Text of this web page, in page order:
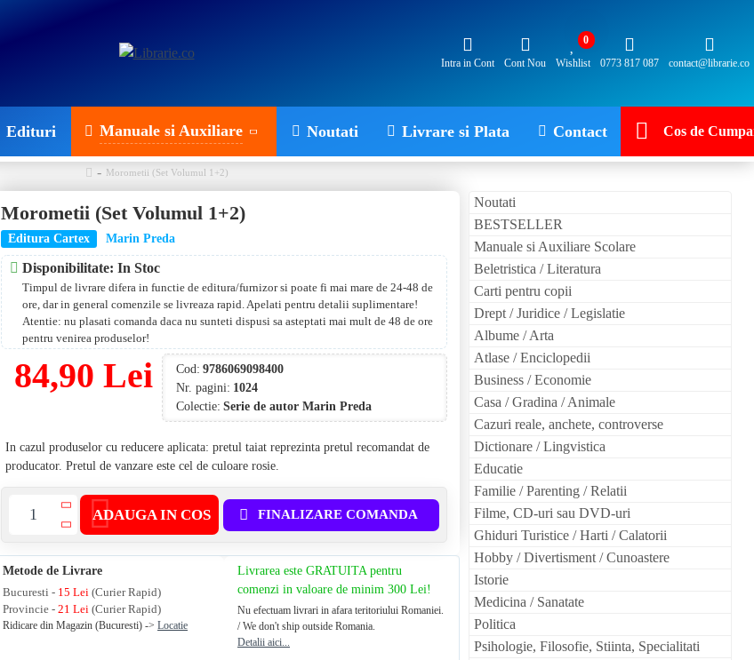
Intra in Cont Cont Nou Wishlist
0
0773 817 087
contact@librarie.co
Edituri Manuale si Auxiliare Noutati Livrare si Plata Contact Cos de
Morometii (Set Volumul 1+2)
Morometii (Set Volumul 1+2)
Editura Cartex Marin Preda
Disponibilitate: In Stoc
Timpul de livrare difera in functie de editura/furnizor si poate fi mai mare de 24-48 de
ore, dar in general comenzile se livreaza rapid. Apelati pentru detalii suplimentare!
Atentie: nu plasati comanda daca nu sunteti dispusi sa asteptati mai mult de 48 de ore
pentru venirea produselor!
84,90 Lei Cod: 9786069098400
Nr. pagini: 1024
Colectie: Serie de autor Marin Preda
ADAUGA IN COS FINALIZARE COMANDA
In cazul produselor cu reducere aplicata: pretul taiat reprezinta pretul recomandat de
producator. Pretul de vanzare este cel de culoare rosie.
Metode de Livrare
Bucuresti - 15 Lei (Curier Rapid)
Provincie -21 Lei (Curier Rapid)
Ridicare din Magazin (Bucuresti) ->Locatie
Livrarea este GRATUITA pentru
comenzi in valoare de minim 300 Lei!
Nu efectuam livrari in afara teritoriului Romaniei.
/ We don't ship outside Romania.
Detalii aici...
Noutati
BESTSELLER
Manuale si Auxiliare Scolare
Beletristica / Literatura
Carti pentru copii
Drept / Juridice / Legislatie
Albume / Arta
Atlase / Enciclopedii
Business / Economie
Casa / Gradina / Animale
Cazuri reale, anchete, controverse
Dictionare / Lingvistica
Educatie
Familie / Parenting / Relatii
Filme, CD-uri sau DVD-uri
Ghiduri Turistice / Harti / Calatorii
Hobby / Divertisment / Cunoastere
Istorie
Medicina / Sanatate
Politica
Psihologie, Filosofie, Stiinta, Specialitati